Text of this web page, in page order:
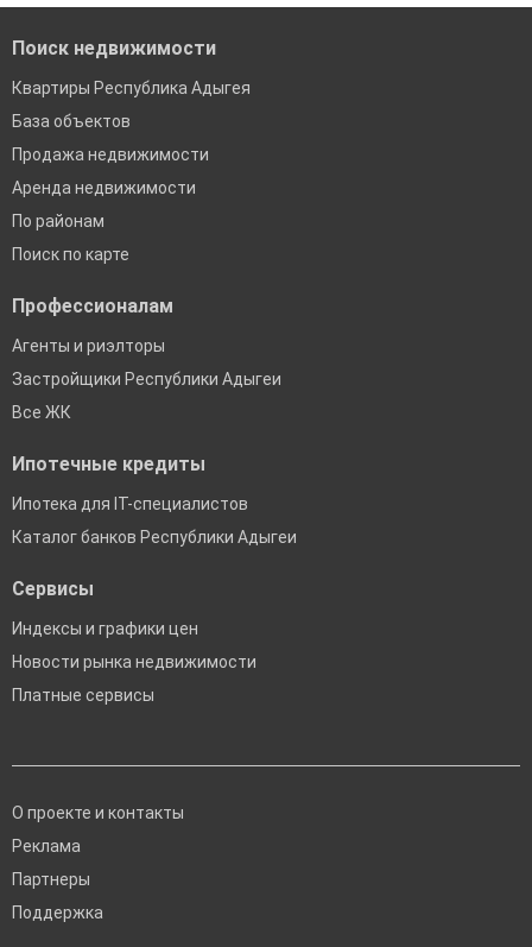
Поиск недвижимости
Квартиры Республика Адыгея
База объектов
Продажа недвижимости
Аренда недвижимости
По районам
Поиск по карте
Профессионалам
Агенты и риэлторы
Застройщики Республики Адыгеи
Все ЖК
Ипотечные кредиты
Ипотека для IT-специалистов
Каталог банков Республики Адыгеи
Сервисы
Индексы и графики цен
Новости рынка недвижимости
Платные сервисы
О проекте и контакты
Реклама
Партнеры
Поддержка